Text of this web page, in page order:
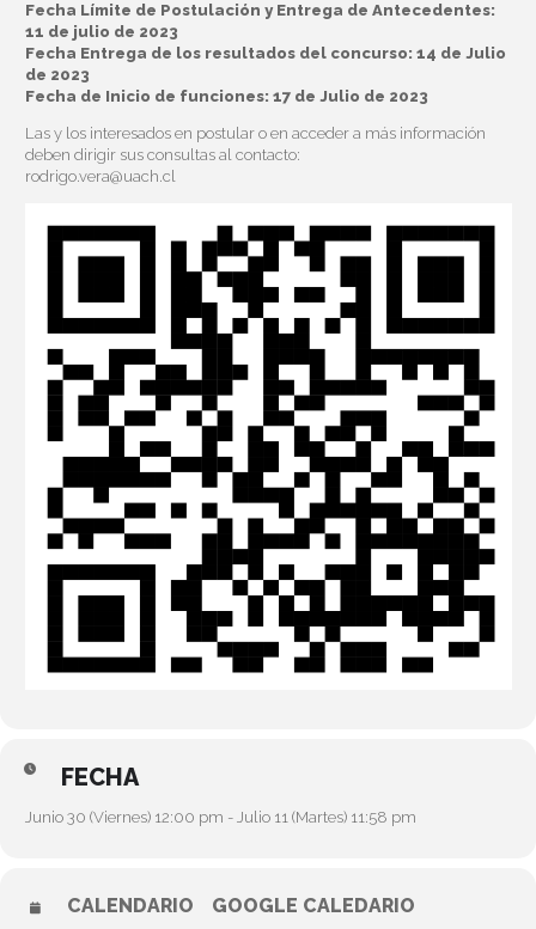
Fecha Límite de Postulación y Entrega de Antecedentes:
11 de julio de 2023
Fecha Entrega de los resultados del concurso: 14 de Julio
de 2023
Fecha de Inicio de funciones: 17 de Julio de 2023
Las y los interesados en postular o en acceder a más información
deben dirigir sus consultas al contacto:
rodrigo.vera@uach.cl
FECHA
Junio 30 (Viernes) 12:00 pm - Julio 11 (Martes) 11:58 pm
CALENDARIO GOOGLE CALEDARIO